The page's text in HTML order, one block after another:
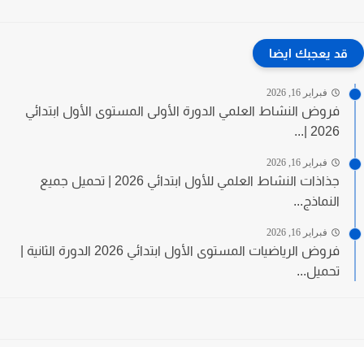
قد يعجبك ايضا
فبراير 16, 2026
فروض النشاط العلمي الدورة الأولى المستوى الأول ابتدائي
2026 |...
فبراير 16, 2026
جذاذات النشاط العلمي للأول ابتدائي 2026 | تحميل جميع
النماذج...
فبراير 16, 2026
فروض الرياضيات المستوى الأول ابتدائي 2026 الدورة الثانية |
تحميل...